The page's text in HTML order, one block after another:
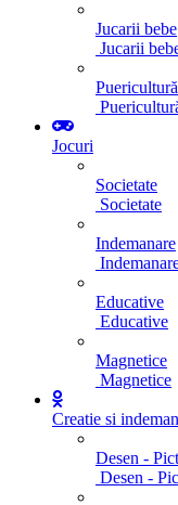
Jucarii bebe
Jucarii
Puericultură
Jocuri
Societate
Societate
Indemanare
Educative
Educative
Magnetice
Magnetice
Creatie si
Desen -
Desen -